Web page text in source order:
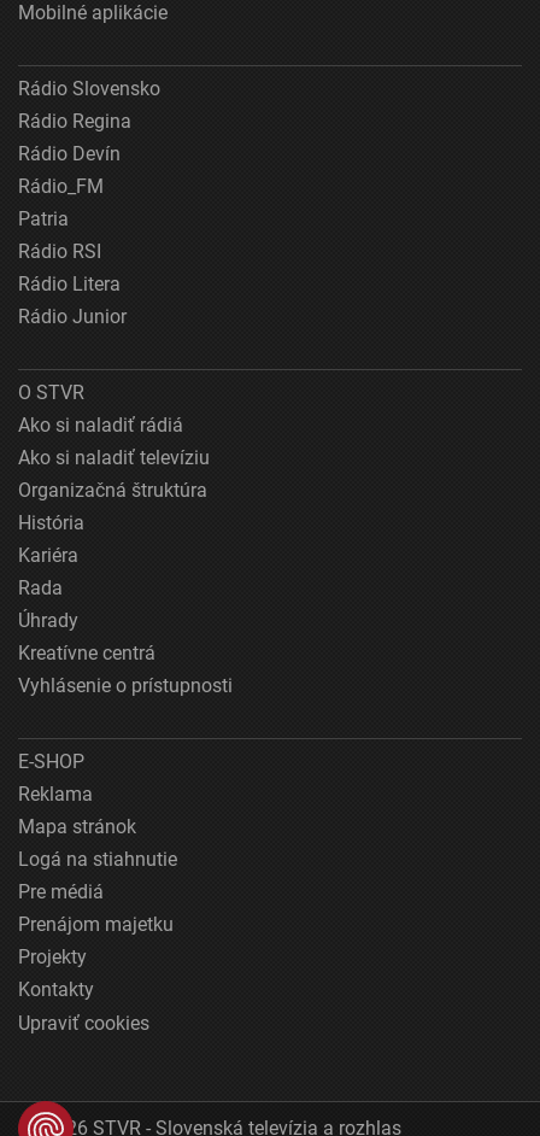
Mobilné aplikácie
Rádio Slovensko
Rádio Regina
Rádio Devín
Rádio_FM
Patria
Rádio RSI
Rádio Litera
Rádio Junior
O STVR
Ako si naladiť rádiá
Ako si naladiť televíziu
Organizačná štruktúra
História
Kariéra
Rada
Úhrady
Kreatívne centrá
Vyhlásenie o prístupnosti
E-SHOP
Reklama
Mapa stránok
Logá na stiahnutie
Pre médiá
Prenájom majetku
Projekty
Kontakty
Upraviť cookies
© 2026 STVR - Slovenská televízia a rozhlas